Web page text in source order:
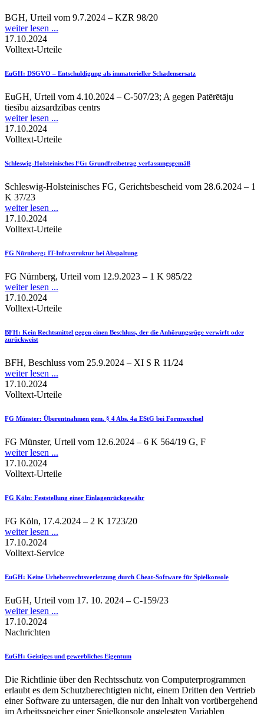
BGH, Urteil vom 9.7.2024 – KZR 98/20
weiter lesen ...
17.10.2024
Volltext-Urteile
EuGH: DSGVO – Entschuldigung als immaterieller Schadensersatz
EuGH, Urteil vom 4.10.2024 – C-507/23; A gegen Patērētāju
tiesību aizsardzības centrs
weiter lesen ...
17.10.2024
Volltext-Urteile
Schleswig-Holsteinisches FG: Grundfreibetrag verfassungsgemäß
Schleswig-Holsteinisches FG, Gerichtsbescheid vom 28.6.2024 – 1
K 37/23
weiter lesen ...
17.10.2024
Volltext-Urteile
FG Nürnberg: IT-Infrastruktur bei Abspaltung
FG Nürnberg, Urteil vom 12.9.2023 – 1 K 985/22
weiter lesen ...
17.10.2024
Volltext-Urteile
BFH: Kein Rechtsmittel gegen einen Beschluss, der die Anhörungsrüge verwirft oder
zurückweist
BFH, Beschluss vom 25.9.2024 – XI S R 11/24
weiter lesen ...
17.10.2024
Volltext-Urteile
FG Münster: Überentnahmen gem. § 4 Abs. 4a EStG bei Formwechsel
FG Münster, Urteil vom 12.6.2024 – 6 K 564/19 G, F
weiter lesen ...
17.10.2024
Volltext-Urteile
FG Köln: Feststellung einer Einlagenrückgewähr
FG Köln, 17.4.2024 – 2 K 1723/20
weiter lesen ...
17.10.2024
Volltext-Service
EuGH: Keine Urheberrechtsverletzung durch Cheat-Software für Spielkonsole
EuGH, Urteil vom 17. 10. 2024 – C-159/23
weiter lesen ...
17.10.2024
Nachrichten
EuGH: Geistiges und gewerbliches Eigentum
Die Richtlinie über den Rechtsschutz von Computerprogrammen
erlaubt es dem Schutzberechtigten nicht, einem Dritten den Vertrieb
einer Software zu untersagen, die nur den Inhalt von vorübergehend
im Arbeitsspeicher einer Spielkonsole angelegten Variablen